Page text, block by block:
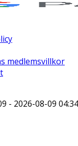
medlemsvillkor
- 2026-08-09